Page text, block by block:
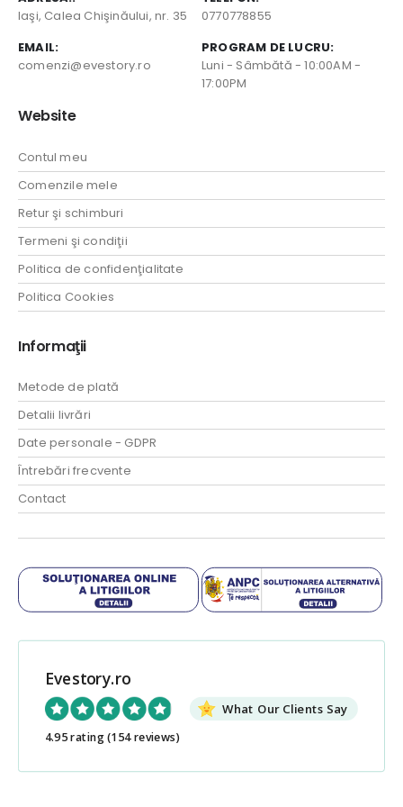
Iaşi, Calea Chişinăului, nr. 35
0770778855
EMAIL:
comenzi@evestory.ro
PROGRAM DE LUCRU:
Luni - Sâmbătă - 10:00AM -
17:00PM
Website
Contul meu
Comenzile mele
Retur şi schimburi
Termeni şi condiţii
Politica de confidenţialitate
Politica Cookies
Informaţii
Metode de plată
Detalii livrări
Date personale - GDPR
Întrebări frecvente
Contact
Evestory.ro
What Our Clients Say
4.95 rating(154 reviews)